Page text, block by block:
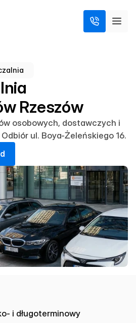
Rzeszów
osobowych, dostawczych i
ul. Boya-Żeleńskiego 16.
d
i długoterminowy